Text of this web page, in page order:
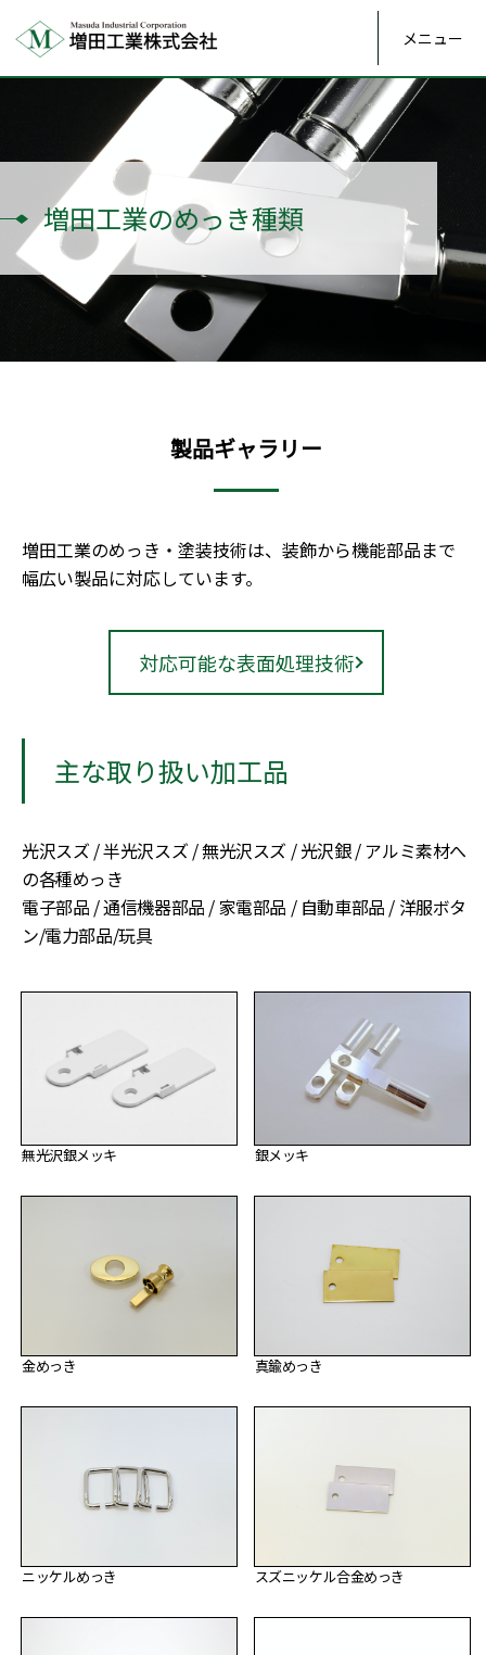
メニュー
増田工業のめっき種類
製品ギャラリー
増田工業のめっき・塗装技術は、装飾から機能部品まで
幅広い製品に対応しています。
対応可能な表面処理技術
主な取り扱い加工品
光沢スズ / 半光沢スズ / 無光沢スズ / 光沢銀 / アルミ素材へ
の各種めっき
電子部品 / 通信機器部品 / 家電部品 / 自動車部品 / 洋服ボタ
ン/電力部品/玩具
無光沢銀メッキ 銀メッキ
金めっき 真鍮めっき
ニッケルめっき スズニッケル合金めっき